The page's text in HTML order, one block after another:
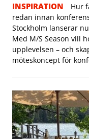
INSPIRATION
Hur
redan innan
Stockholm lanserar
Med M/S Season vill
upplevelsen – och
möteskoncept för